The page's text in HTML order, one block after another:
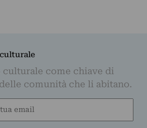
come chiave di
comunità che li abitano.